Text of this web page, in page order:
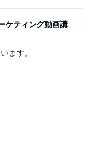
ケティング動画講
ます。